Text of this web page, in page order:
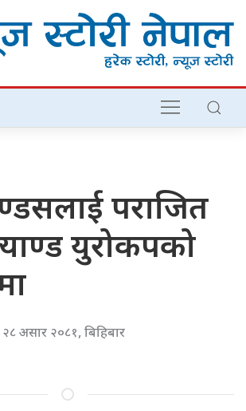
पराजित
युरोकपको
२८ असार २०८१, बिहिबार